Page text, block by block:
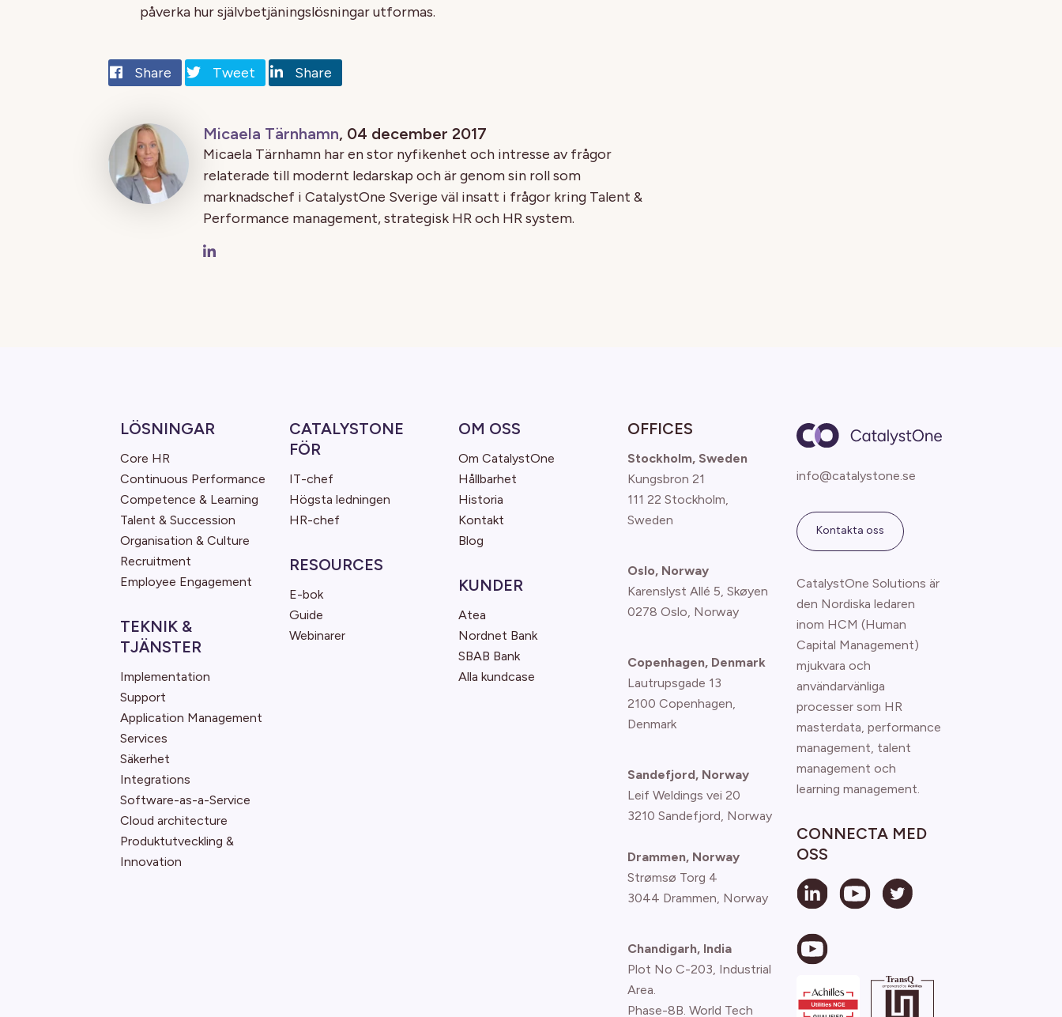
påverka hur självbetjäningslösningar utformas.
Share Tweet Share
Micaela Tärnhamn, 04 december 2017
Micaela Tärnhamn har en stor nyfikenhet och intresse av frågor
relaterade till modernt ledarskap och är genom sin roll som
marknadschef i CatalystOne Sverige väl insatt i frågor kring Talent &
Performance management, strategisk HR och HR system.
LÖSNINGAR
Core HR
Continuous Performance
Competence & Learning
Talent & Succession
Organisation & Culture
Recruitment
Employee Engagement
TEKNIK &
TJÄNSTER
Implementation
Support
Application Management
Services
Säkerhet
Integrations
Software-as-a-Service
Cloud architecture
Produktutveckling &
Innovation
CATALYSTONE
FÖR
IT-chef
Högsta ledningen
HR-chef
RESOURCES
E-bok
Guide
Webinarer
OM OSS
Om CatalystOne
Hållbarhet
Historia
Kontakt
Blog
KUNDER
Atea
Nordnet Bank
SBAB Bank
Alla kundcase
OFFICES
Stockholm, Sweden
Kungsbron 21
111 22 Stockholm,
Sweden
Oslo, Norway
Karenslyst Allé 5, Skøyen
0278 Oslo, Norway
Copenhagen, Denmark
Lautrupsgade 13
2100 Copenhagen,
Denmark
Sandefjord, Norway
Leif Weldings vei 20
3210 Sandefjord, Norway
Drammen, Norway
Strømsø Torg 4
3044 Drammen, Norway
Chandigarh, India
Plot No C-203, Industrial
Area.
Phase-8B. World Tech
info@catalystone.se
Kontakta oss
CatalystOne Solutions är
den Nordiska ledaren
inom HCM (Human
Capital Management)
mjukvara och
användarvänliga
processer som HR
masterdata, performance
management, talent
management och
learning management.
CONNECTA MED
OSS